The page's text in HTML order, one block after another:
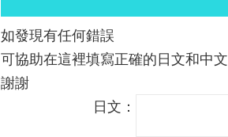
如發現有任何錯誤
可協助在這裡填寫正確的日文和中文
謝謝
日文：